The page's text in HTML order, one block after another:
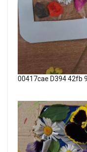
00417cae D394 42fb